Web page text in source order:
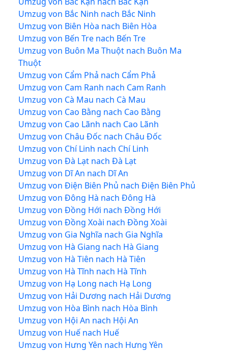
Umzug von Bắc Ninh nach Bắc Ninh
Umzug von Biên Hòa nach Biên Hòa
Umzug von Bến Tre nach Bến Tre
Umzug von Buôn Ma Thuột nach Buôn Ma
Thuột
Umzug von Cẩm Phả nach Cẩm Phả
Umzug von Cam Ranh nach Cam Ranh
Umzug von Cà Mau nach Cà Mau
Umzug von Cao Bằng nach Cao Bằng
Umzug von Cao Lãnh nach Cao Lãnh
Umzug von Châu Đốc nach Châu Đốc
Umzug von Chí Linh nach Chí Linh
Umzug von Đà Lạt nach Đà Lạt
Umzug von Dĩ An nach Dĩ An
Umzug von Điện Biên Phủ nach Điện Biên Phủ
Umzug von Đông Hà nach Đông Hà
Umzug von Đồng Hới nach Đồng Hới
Umzug von Đồng Xoài nach Đồng Xoài
Umzug von Gia Nghĩa nach Gia Nghĩa
Umzug von Hà Giang nach Hà Giang
Umzug von Hà Tiên nach Hà Tiên
Umzug von Hà Tĩnh nach Hà Tĩnh
Umzug von Hạ Long nach Hạ Long
Umzug von Hải Dương nach Hải Dương
Umzug von Hòa Bình nach Hòa Bình
Umzug von Hội An nach Hội An
Umzug von Huế nach Huế
Umzug von Hưng Yên nach Hưng Yên